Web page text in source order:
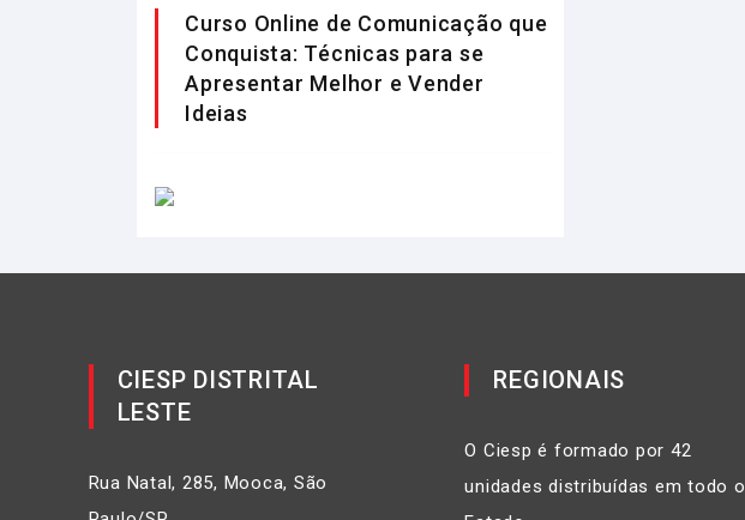
Curso Online de Comunicação que
Conquista: Técnicas para se
Apresentar Melhor e Vender
Ideias
CIESP DISTRITAL
LESTE
Rua Natal, 285, Mooca, São
REGIONAIS
O Ciesp é formado por 42
unidades distribuídas em todo o